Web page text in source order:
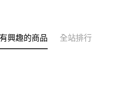
興趣的商品 全站排行